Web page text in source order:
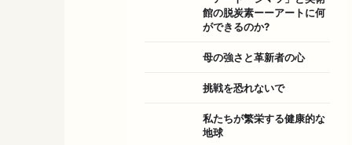
館の脱炭素ーーアートに何
ができるのか?
母の強さと革新者の心
挑戦を恐れないで
私たちが繁栄する健康的な
地球